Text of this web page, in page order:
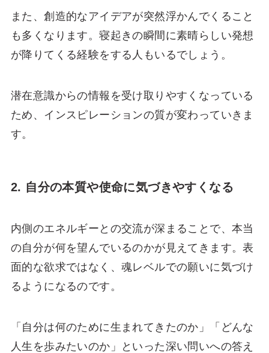
また、創造的なアイデアが突然浮かんでくること
も多くなります。寝起きの瞬間に素晴らしい発想
が降りてくる経験をする人もいるでしょう。
潜在意識からの情報を受け取りやすくなっている
ため、インスピレーションの質が変わっていきま
す。
2. 自分の本質や使命に気づきやすくなる
内側のエネルギーとの交流が深まることで、本当
の自分が何を望んでいるのかが見えてきます。表
面的な欲求ではなく、魂レベルでの願いに気づけ
るようになるのです。
「自分は何のために生まれてきたのか」「どんな
人生を歩みたいのか」といった深い問いへの答え